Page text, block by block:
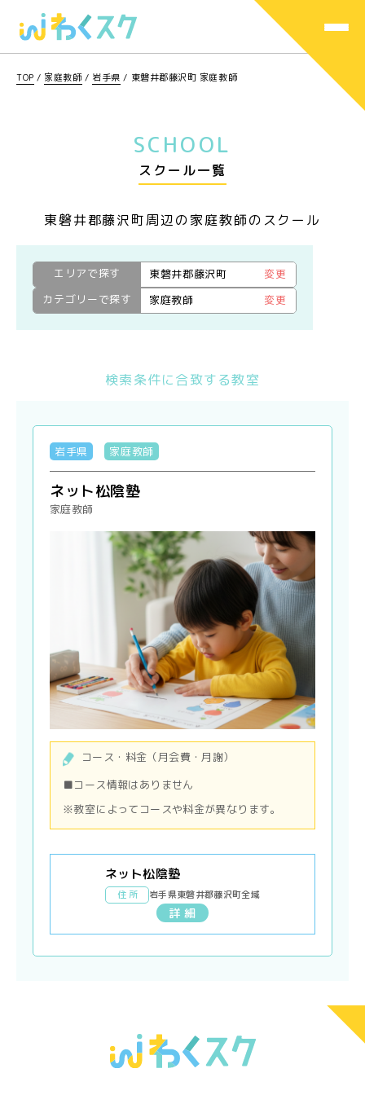
TOP / 家庭教師 / 岩手県 / 東磐井郡藤沢町 家庭教師
SCHOOL
スクール一覧
東磐井郡藤沢町周辺の家庭教師のスクール
エリアで探す 東磐井郡藤沢町
変更
カテゴリーで探す
家庭教師 変更
検索条件に合致する教室
岩手県 家庭教師
ネット松陰塾
家庭教師
コース・料金（月会費・月謝）
■コース情報はありません
※教室によってコースや料金が異なります。
ネット松陰塾
住 所 岩手県東磐井郡藤沢町全域
詳 細